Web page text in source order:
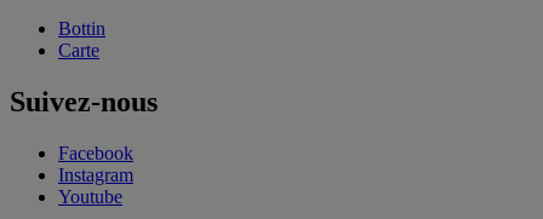
Bottin
Carte
Suivez-nous
Facebook
Instagram
Youtube